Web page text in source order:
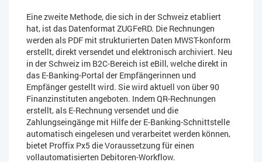
Eine zweite Methode, die sich in der Schweiz etabliert
hat, ist das Datenformat ZUGFeRD. Die Rechnungen
werden als PDF mit strukturierten Daten MWST-konform
erstellt, direkt versendet und elektronisch archiviert. Neu
in der Schweiz im B2C-Bereich ist eBill, welche direkt in
das E-Banking-Portal der Empfängerinnen und
Empfänger gestellt wird. Sie wird aktuell von über 90
Finanzinstituten angeboten. Indem QR-Rechnungen
erstellt, als E-Rechnung versendet und die
Zahlungseingänge mit Hilfe der E-Banking-Schnittstelle
automatisch eingelesen und verarbeitet werden können,
bietet Proffix Px5 die Voraussetzung für einen
vollautomatisierten Debitoren-Workflow.